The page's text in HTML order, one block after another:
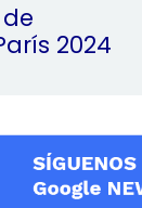
2024